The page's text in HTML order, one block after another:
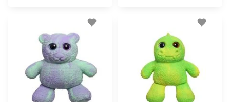
favorite favorite